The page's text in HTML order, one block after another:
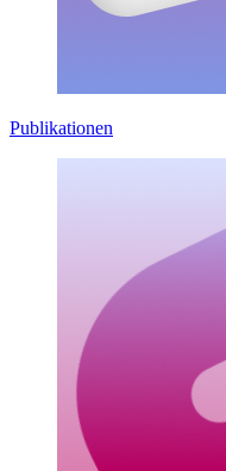
Publikationen